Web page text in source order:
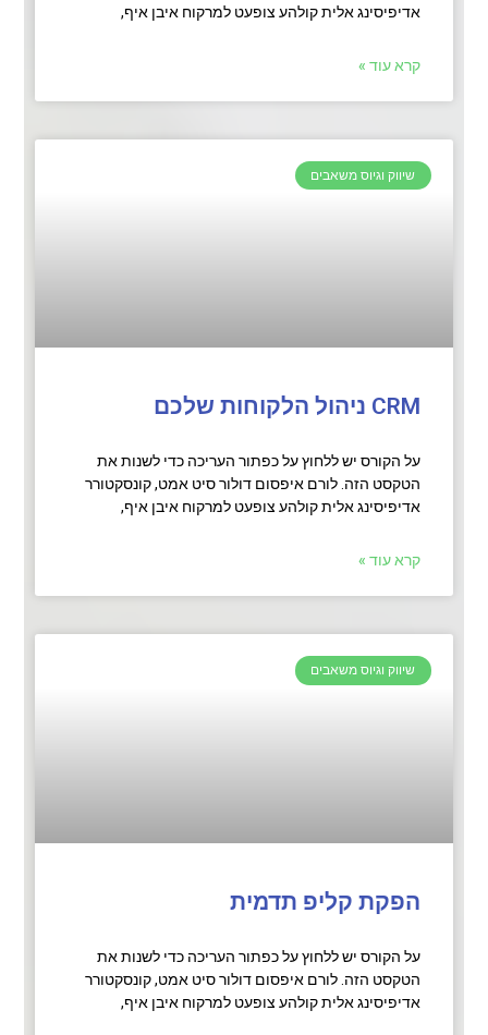
אדיפיסינג אלית קולהע צופעט למרקוח איבן איף,
קרא עוד »
שיווק וגיוס משאבים
CRM ניהול הלקוחות שלכם
על הקורס יש ללחוץ על כפתור העריכה כדי לשנות את
הטקסט הזה. לורם איפסום דולור סיט אמט, קונסקטורר
אדיפיסינג אלית קולהע צופעט למרקוח איבן איף,
קרא עוד »
שיווק וגיוס משאבים
הפקת קליפ תדמית
על הקורס יש ללחוץ על כפתור העריכה כדי לשנות את
הטקסט הזה. לורם איפסום דולור סיט אמט, קונסקטורר
אדיפיסינג אלית קולהע צופעט למרקוח איבן איף,